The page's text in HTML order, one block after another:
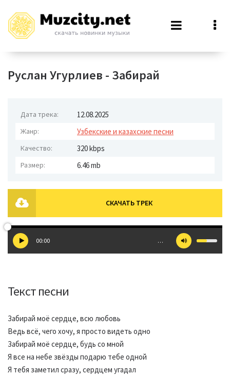
Руслан Угурлиев - Забирай
Дата трека: 12.08.2025
Жанр: Узбекские и казахские песни
Качество: 320 kbps
Размер: 6.46 mb
СКАЧАТЬ ТРЕК
00:00 …
Текст песни
Забирай моё сердце, всю любовь
Ведь всё, чего хочу, я просто видеть одно
Забирай моё сердце, будь со мной
Я все на небе звёзды подарю тебе одной
Я тебя заметил сразу, сердцем угадал